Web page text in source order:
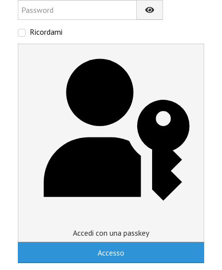
Password
Mostra password
Ricordami
Accedi con una passkey
Accesso